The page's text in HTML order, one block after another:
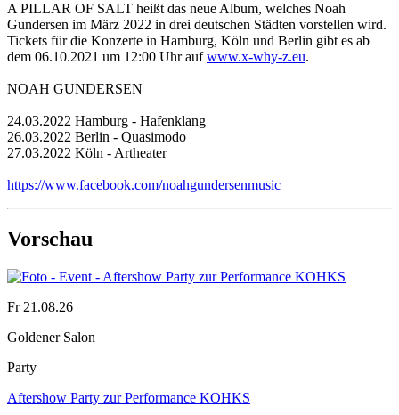
A PILLAR OF SALT heißt das neue Album, welches Noah
Gundersen im März 2022 in drei deutschen Städten vorstellen wird.
Tickets für die Konzerte in Hamburg, Köln und Berlin gibt es ab
dem 06.10.2021 um 12:00 Uhr aufwww.x-why-z.eu.
NOAH GUNDERSEN
24.03.2022 Hamburg - Hafenklang
26.03.2022 Berlin - Quasimodo
27.03.2022 Köln - Artheater
https://www.facebook.com/noahgundersenmusic
Vorschau
Fr 21.08.26
Goldener Salon
Party
Aftershow Party zur Performance KOHKS